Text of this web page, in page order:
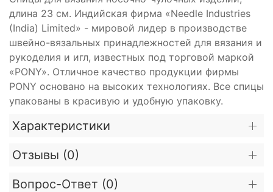
длина 23 см. Индийская фирма «Needle Industries
(India) Limited» - мировой лидер в производстве
швейно-вязальных принадлежностей для вязания и
рукоделия и игл, известных под торговой маркой
«PONY». Отличное качество продукции фирмы
PONY основано на высоких технологиях. Все спицы
упакованы в красивую и удобную упаковку.
Характеристики
Отзывы (0)
Вопрос-Ответ (0)